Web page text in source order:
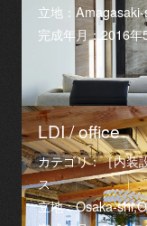
立地：
完成年月：2016年
LDI / office
カテゴリ：［内装
ス
立地：Osaka-